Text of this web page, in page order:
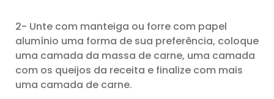
2- Unte com manteiga ou forre com papel
alumínio uma forma de sua preferência, coloque
uma camada da massa de carne, uma camada
com os queijos da receita e finalize com mais
uma camada de carne.